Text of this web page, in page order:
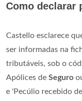
Como declarar
Castello esclarece
ser informadas na
tributáveis, sob o
Apólices de Seguro
e 'Pecúlio recebido